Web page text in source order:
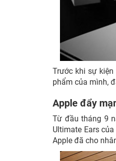
Trước khi sự
phẩm của mình,
Apple đẩy
Từ đầu tháng 9
Ultimate Ears
Apple đã cho